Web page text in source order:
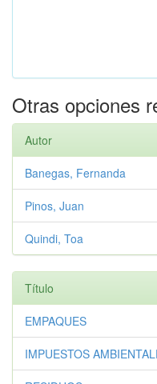
Otras opciones
Autor
Banegas, Fernanda
Pinos, Juan
Quindi, Toa
Título
EMPAQUES
IMPUESTOS